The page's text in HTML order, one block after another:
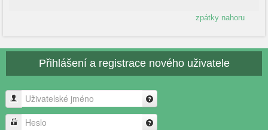
zpátky nahoru
Přihlášení a registrace nového uživatele
Uživatelské jméno
Heslo